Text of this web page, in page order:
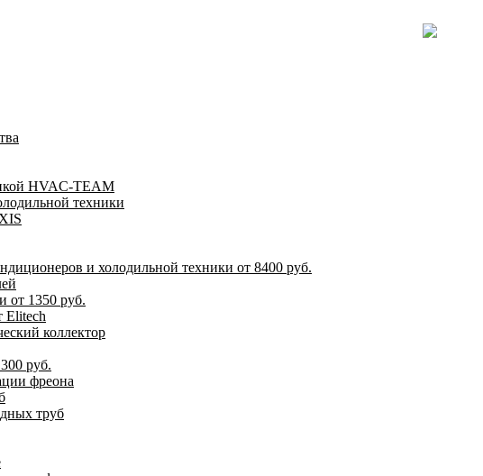
HVAC-TEAM
техники
и холодильной техники от 8400 руб.
от 1350 руб.
Elitech
коллектор
руб.
фреона
труб